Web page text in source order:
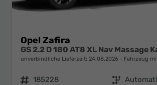
Opel Zafira
GS 2.2 D 180 AT8 XL Nav Massage
unverbindliche Lieferzeit: 24.08.2026 Fahrzeug
Fahrzeugnr. 185228 Getriebe